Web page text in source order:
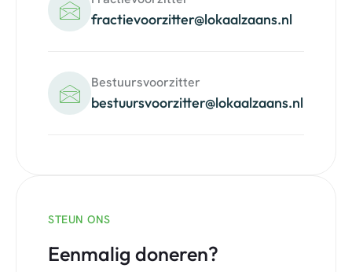
fractievoorzitter@lokaalzaans.nl
Bestuursvoorzitter
bestuursvoorzitter@lokaalzaans.nl
STEUN ONS
Eenmalig doneren?